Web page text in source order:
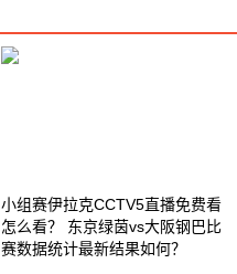
小组赛伊拉克CCTV5直播免费看
怎么看？ 东京绿茵vs大阪钢巴比
赛数据统计最新结果如何？